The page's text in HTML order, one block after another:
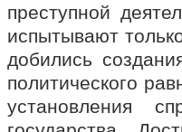
преступной
испытывают
добились
политического
установления